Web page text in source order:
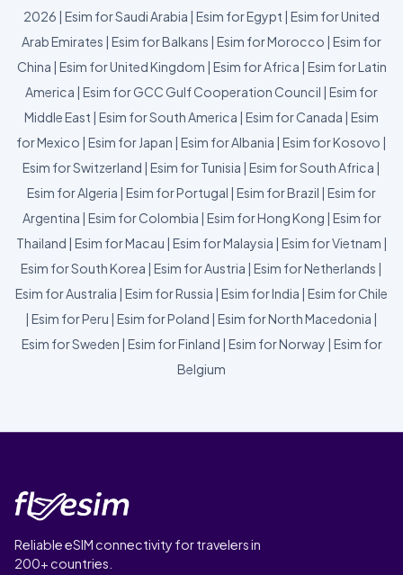
2026 | Esim for Saudi Arabia | Esim for Egypt | Esim for United
Arab Emirates | Esim for Balkans | Esim for Morocco | Esim for
China | Esim for United Kingdom | Esim for Africa | Esim for Latin
America | Esim for GCC Gulf Cooperation Council | Esim for
Middle East | Esim for South America | Esim for Canada | Esim
for Mexico | Esim for Japan | Esim for Albania | Esim for Kosovo |
Esim for Switzerland | Esim for Tunisia | Esim for South Africa |
Esim for Algeria | Esim for Portugal | Esim for Brazil | Esim for
Argentina | Esim for Colombia | Esim for Hong Kong | Esim for
Thailand | Esim for Macau | Esim for Malaysia | Esim for Vietnam |
Esim for South Korea | Esim for Austria | Esim for Netherlands |
Esim for Australia | Esim for Russia | Esim for India | Esim for Chile
| Esim for Peru | Esim for Poland | Esim for North Macedonia |
Esim for Sweden | Esim for Finland | Esim for Norway | Esim for
Belgium
Reliable eSIM connectivity for travelers in
200+ countries.